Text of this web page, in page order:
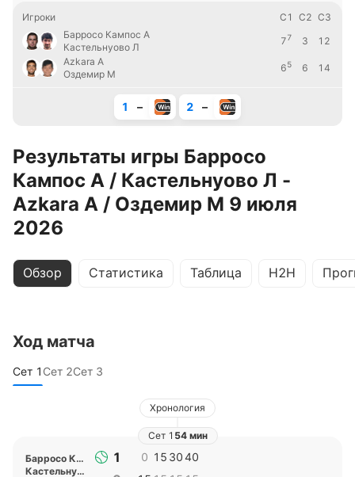
Игроки С1 С2 С3
Барросо Кампос А
Кастельнуово Л
77 3
12
Azkara А
Оздемир М
65 6 14
1 – 2 –
Результаты игры Барросо
Кампос А / Кастельнуово Л -
Azkara А / Оздемир М 9 июля
2026
Обзор Статистика Таблица H2H
Ход матча
Сет 1 Сет 2Сет 3
Хронология
Сет 1 54 мин
Барросо Кампос А
,
Кастельнуово Л
1
0 15 3040